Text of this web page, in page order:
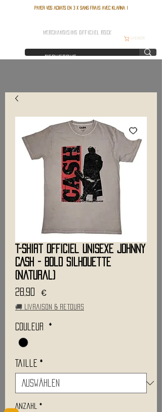
Payer vos achats en 3 x sans frais avec Klarna !
Warenkorb
MERCHANDISING OFFICIEL ROCK
T-Shirt Officiel Unisexe JOHNNY
CASH - Bold Silhouette
(Natural)
28,90 €
🚚 Livraison & retours
Couleur *
Taille *
Anzahl *